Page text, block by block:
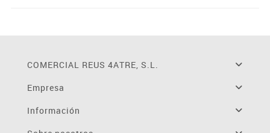
COMERCIAL REUS 4ATRE, S.L.
Empresa
Información